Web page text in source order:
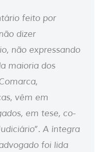
feito por
dizer
não expressando
maioria dos
vêm em
em tese, co-
A íntegra
foi lida